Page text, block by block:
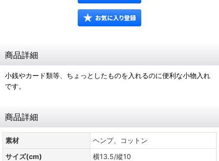
商品詳細
小銭やカード類等、ちょっとしたものを入れるのに便利な小物入れ
です。
商品詳細
素材
ヘンプ、コットン
サイズ(cm)
横13.5/縱10